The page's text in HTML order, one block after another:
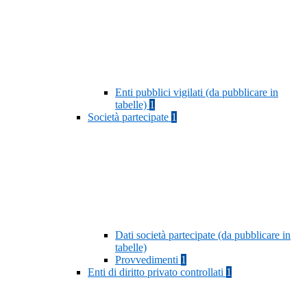
Enti pubblici vigilati (da pubblicare in
tabelle) 1
Società partecipate 1
Dati società partecipate (da pubblicare in
tabelle)
Provvedimenti 1
Enti di diritto privato controllati 1